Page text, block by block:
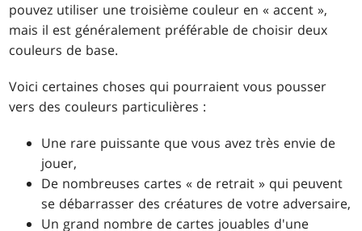
pouvez utiliser une troisième couleur en « accent »,
mais il est généralement préférable de choisir deux
couleurs de base.
Voici certaines choses qui pourraient vous pousser
vers des couleurs particulières :
Une rare puissante que vous avez très envie de
jouer,
De nombreuses cartes « de retrait » qui peuvent
se débarrasser des créatures de votre adversaire,
Un grand nombre de cartes jouables d'une